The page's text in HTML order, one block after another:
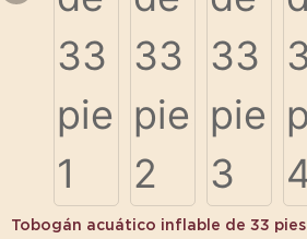
Tobogán acuático inflable de 33 pies